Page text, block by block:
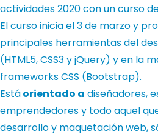
actividades 2020 con un curso
El curso inicia el 3 de marzo y
principales herramientas del
(HTML5, CSS3 y jQuery) y en la
frameworks CSS (Bootstrap).
Estáorientado a diseñadores,
emprendedores y todo aquel
desarrollo y maquetación web,